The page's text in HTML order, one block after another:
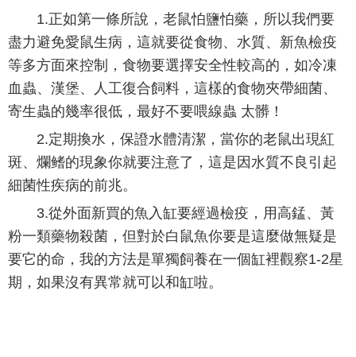
1.正如第一條所說，老鼠怕鹽怕藥，所以我們要
盡力避免愛鼠生病，這就要從食物、水質、新魚檢疫
等多方面來控制，食物要選擇安全性較高的，如冷凍
血蟲、漢堡、人工復合飼料，這樣的食物夾帶細菌、
寄生蟲的幾率很低，最好不要喂線蟲 太髒！
2.定期換水，保證水體清潔，當你的老鼠出現紅
斑、爛鳍的現象你就要注意了，這是因水質不良引起
細菌性疾病的前兆。
3.從外面新買的魚入缸要經過檢疫，用高錳、黃
粉一類藥物殺菌，但對於白鼠魚你要是這麼做無疑是
要它的命，我的方法是單獨飼養在一個缸裡觀察1-2星
期，如果沒有異常就可以和缸啦。